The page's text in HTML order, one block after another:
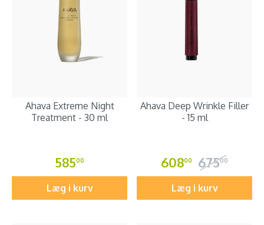
Ahava Extreme Night
Treatment - 30 ml
58500
Læg i kurv
Ahava Deep Wrinkle Filler
- 15 ml
60800 67500
Læg i kurv